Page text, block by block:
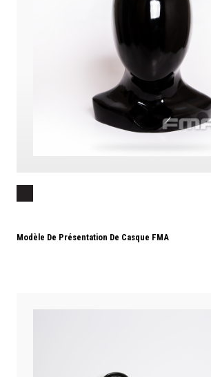
Modèle De Présentation De Casque FMA